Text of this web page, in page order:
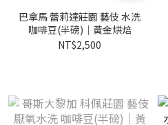
巴拿馬 蕾莉達莊園 藝伎 水洗
咖啡豆(半磅)｜黃金烘焙
NT$2,500